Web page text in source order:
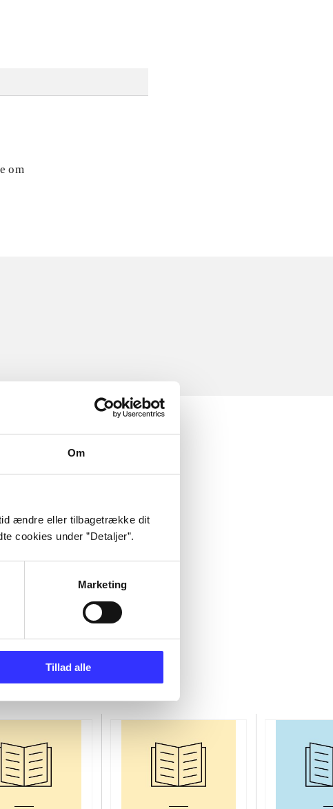
Om
ændre eller tilbagetrække dit
cookies under ”Detaljer”.
Marketing
Tillad alle
om